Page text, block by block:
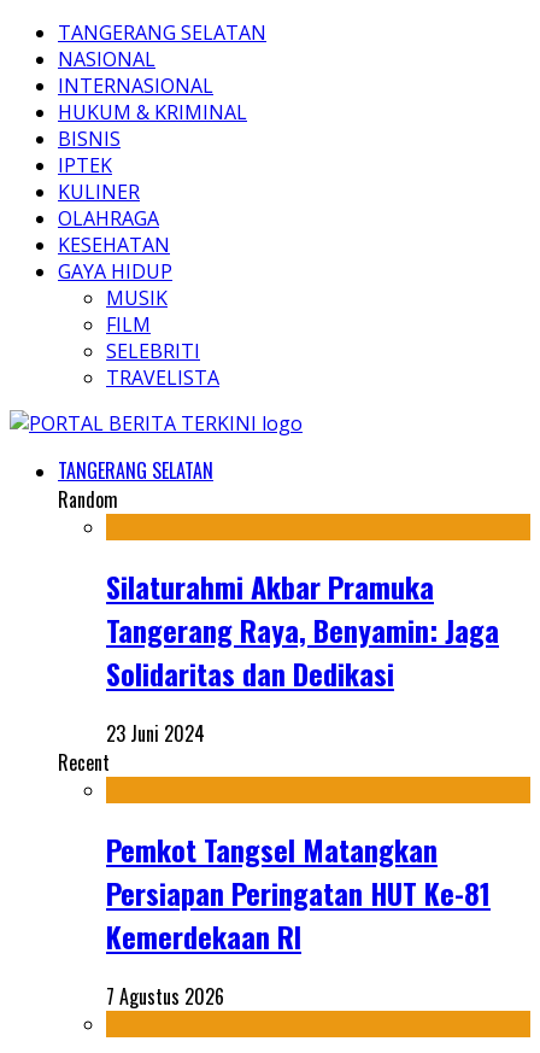
TANGERANG SELATAN
NASIONAL
INTERNASIONAL
HUKUM & KRIMINAL
BISNIS
IPTEK
KULINER
OLAHRAGA
KESEHATAN
GAYA HIDUP
MUSIK
FILM
SELEBRITI
TRAVELISTA
TANGERANG SELATAN
Random
Silaturahmi Akbar Pramuka
Tangerang Raya, Benyamin: Jaga
Solidaritas dan Dedikasi
23 Juni 2024
Recent
Pemkot Tangsel Matangkan
Persiapan Peringatan HUT Ke-81
Kemerdekaan RI
7 Agustus 2026